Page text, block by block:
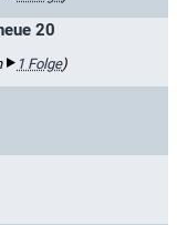
20
1 Folge)